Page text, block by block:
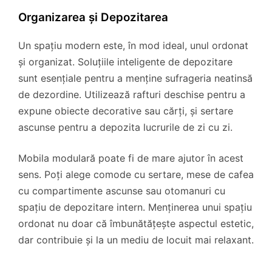
Organizarea și Depozitarea
Un spațiu modern este, în mod ideal, unul ordonat
și organizat. Soluțiile inteligente de depozitare
sunt esențiale pentru a menține sufrageria neatinsă
de dezordine. Utilizează rafturi deschise pentru a
expune obiecte decorative sau cărți, și sertare
ascunse pentru a depozita lucrurile de zi cu zi.
Mobila modulară poate fi de mare ajutor în acest
sens. Poți alege comode cu sertare, mese de cafea
cu compartimente ascunse sau otomanuri cu
spațiu de depozitare intern. Menținerea unui spațiu
ordonat nu doar că îmbunătățește aspectul estetic,
dar contribuie și la un mediu de locuit mai relaxant.